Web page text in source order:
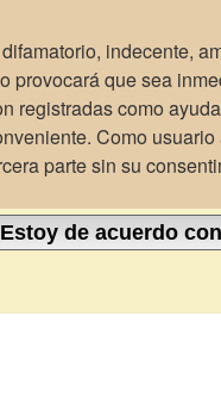
indecente,
que sea
como
Como
parte sin su